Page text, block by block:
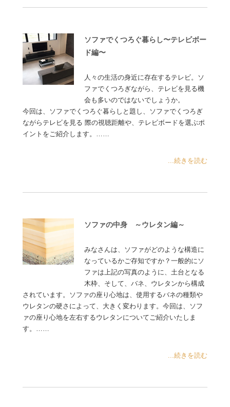
ソファでくつろぐ暮らし〜テレビボー
ド編〜
人々の生活の身近に存在するテレビ。ソ
ファでくつろぎながら、テレビを見る機
会も多いのではないでしょうか。
今回は、ソファでくつろぐ暮らしと題し、ソファでくつろぎ
ながらテレビを見る 際の視聴距離や、テレビボードを選ぶポ
イントをご紹介します。……
...続きを読む
ソファの中身 ～ウレタン編～
みなさんは、ソファがどのような構造に
なっているかご存知ですか？一般的にソ
ファは上記の写真のように、土台となる
木枠、そして、バネ、ウレタンから構成
されています。ソファの座り心地は、使用するバネの種類や
ウレタンの硬さによって、大きく変わります。今回は、ソフ
ァの座り心地を左右するウレタンについてご紹介いたしま
す。……
...続きを読む